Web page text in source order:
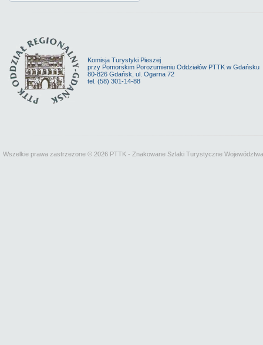
Komisja Turystyki Pieszej
przy Pomorskim Porozumieniu Oddziałów PTTK w Gdańsku
80-826 Gdańsk, ul. Ogarna 72
tel. (58) 301-14-88
Wszelkie prawa zastrzezone © 2026 PTTK - Znakowane Szlaki Turystyczne